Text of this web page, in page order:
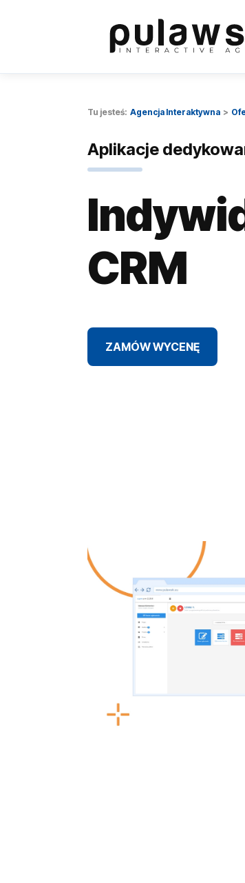
Tu jesteś: Agencja Interaktywna
Aplikacje
CRM
ZAMÓW WYCENĘ